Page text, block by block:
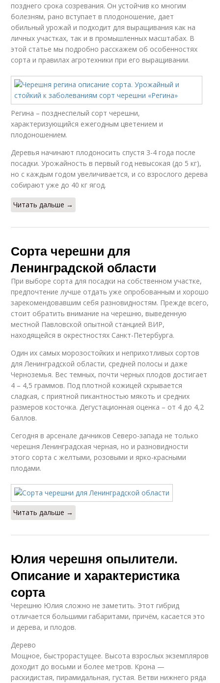
позднего срока созревания. Он устойчив ко многим
болезням, рано вступает в плодоношение, дает
обильный урожай и подходит для выращивания как на
личных участках, так и в промышленных масштабах. В
этой статье мы подробно расскажем об особенностях
сорта и правилах агротехники при его выращивании.
Регина – позднеспелый сорт черешни,
характеризующийся ежегодным цветением и
плодоношением.
Деревья начинают плодоносить спустя 3-4 года после
посадки. Урожайность в первый год невысокая (до 5 кг),
но с каждым годом увеличивается, и со взрослого дерева
собирают уже до 40 кг ягод.
Читать дальше →
Сорта черешни для
Ленинградской области
При выборе сорта для посадки на собственном участке,
предпочтение лучше отдать уже опробованным и хорошо
зарекомендовавшим себя разновидностям. Прежде всего,
стоит обратить внимание на черешню, выведенную
местной Павловской опытной станцией ВИР,
находящейся в окрестностях Санкт-Петербурга.
Один их самых морозостойких и неприхотливых сортов
для Ленинградской области, средней полосы и даже
Черноземья. Вес темных, почти черных плодов достигает
4 – 4,5 граммов. Под плотной кожицей скрывается
сладкая, с приятной пикантностью мякоть и средних
размеров косточка. Дегустационная оценка – от 4 до 4,2
баллов.
Сегодня в арсенале дачников Северо-запада не только
черешня Ленинградская черная, но и разновидности
этого сорта с желтыми, розовыми и ярко-красными
плодами.
Читать дальше →
Юлия черешня опылители.
Описание и характеристика
сорта
Черешню Юлия сложно не заметить. Этот гибрид
отличается большими габаритами, причём, касается это
и дерева, и плодов.
Дерево
Мощное, быстрорастущее. Высота взрослых экземпляров
доходит до восьми и более метров. Крона —
раскидистая, пирамидальная, густая. Ветви нижнего ряда